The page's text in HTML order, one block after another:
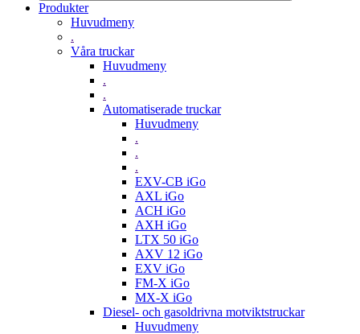
Produkter
Huvudmeny
.
Våra truckar
Huvudmeny
.
.
Automatiserade truckar
Huvudmeny
.
.
.
EXV-CB iGo
AXL iGo
ACH iGo
AXH iGo
LTX 50 iGo
AXV 12 iGo
EXV iGo
FM-X iGo
MX-X iGo
Diesel- och gasoldrivna motviktstruckar
Huvudmeny